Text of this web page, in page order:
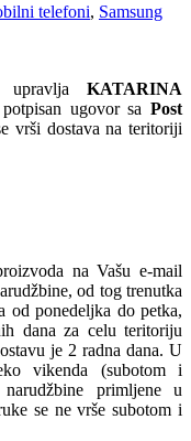
telefoni, Samsung
KATARINA
ugovor sa Post
vrši dostava na teritoriji
na Vašu e-mail
od tog trenutka
od ponedeljka do petka,
dana za celu teritoriju
je 2 radna dana. U
vikenda (subotom i
primljene u
se ne vrše subotom i